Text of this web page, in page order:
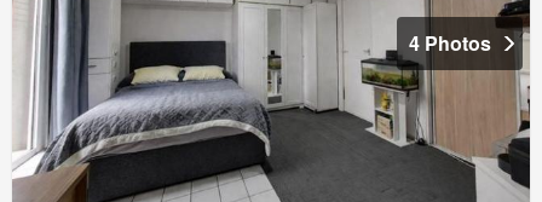
4 Photos